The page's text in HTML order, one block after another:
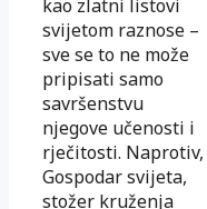
kao zlatni listovi
svijetom raznose –
sve se to ne može
pripisati samo
savršenstvu
njegove učenosti i
rječitosti. Naprotiv,
Gospodar svijeta,
stožer kruženja